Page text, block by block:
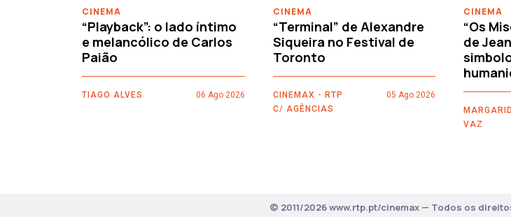
CINEMA
“Playback”: o lado íntimo
e melancólico de Carlos
Paião
TIAGO ALVES 06 Ago 2026
CINEMA
“Terminal” de Alexandre
Siqueira no Festival de
Toronto
CINEMAX - RTP
C/ AGÊNCIAS
05 Ago 2026
CINEMA
“Os
de
VAZ
© 2011/2026 www.rtp.pt/cinemax — Todos os